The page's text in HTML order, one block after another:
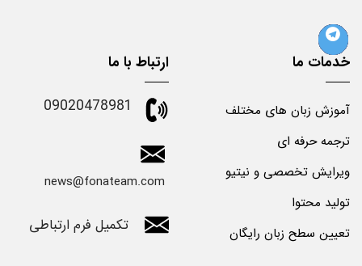
خدمات ما
آموزش زبان های مختلف
ترجمه حرفه ای
ویرایش تخصصی و نیتیو
تولید محتوا
تعیین سطح زبان رایگان
ارتباط با ما
09020478981
news@fonateam.com
تکمیل فرم ارتباطی